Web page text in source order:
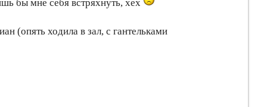
бы мне себя встряхнуть, хех
(опять ходила в зал, с гантельками